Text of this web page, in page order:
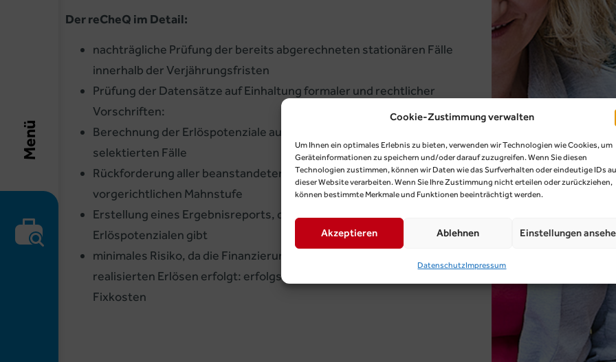
Cookie-Zustimmung verwalten
Um Ihnen ein optimales Erlebnis zu bieten, verwenden wir Technologien wie Cookies, um
Geräteinformationen zu speichern und/oder darauf zuzugreifen. Wenn Sie diesen
Technologien zustimmen, können wir Daten wie das Surfverhalten oder eindeutige IDs
dieser Website verarbeiten. Wenn Sie Ihre Zustimmung nicht erteilen oder zurückziehen,
können bestimmte Merkmale und Funktionen beeinträchtigt werden.
Akzeptieren Ablehnen Einstellungen
DatenschutzImpressum
Menü
Der reCheQ im Detail:
nachträgliche Prüfung der bereits abgerechneten stationären Fälle
innerhalb der Verjährungsfristen
Prüfung der Datensätze auf Einhaltung formaler und rechtlicher
Vorschriften:
Berechnung der Erlöspotenziale auf Basis aller als prüfrelevant
selektierten Fälle
Rückforderung aller beanstandeten Beträge bis zur letzten
vorgerichtlichen Mahnstufe
Erstellung eines Ergebnisreports, der Auskunft zu künftigen
Erlöspotenzialen gibt
minimales Risiko, da die Finanzierung fast vollständig aus zusätzlich
realisierten Erlösen erfolgt: erfolgsabhängige Vergütung mit geringen
Fixkosten